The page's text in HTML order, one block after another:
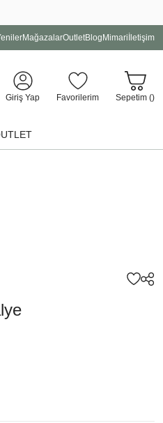
MağazalarOutletBlog Mimari İletişim
Giriş Yap Favorilerim Sepetim ()